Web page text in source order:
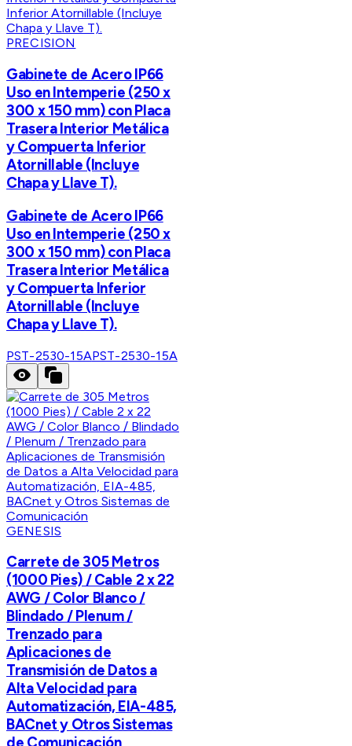
PRECISION
Gabinete de Acero IP66
Uso en Intemperie (250 x
300 x 150 mm) con Placa
Trasera Interior Metálica
y Compuerta Inferior
Atornillable (Incluye
Chapa y Llave T).
Gabinete de Acero IP66
Uso en Intemperie (250 x
300 x 150 mm) con Placa
Trasera Interior Metálica
y Compuerta Inferior
Atornillable (Incluye
Chapa y Llave T).
PST-2530-15APST-2530-15A
GENESIS
Carrete de 305 Metros
(1000 Pies) / Cable 2 x 22
AWG / Color Blanco /
Blindado / Plenum /
Trenzado para
Aplicaciones de
Transmisión de Datos a
Alta Velocidad para
Automatización, EIA-485,
BACnet y Otros Sistemas